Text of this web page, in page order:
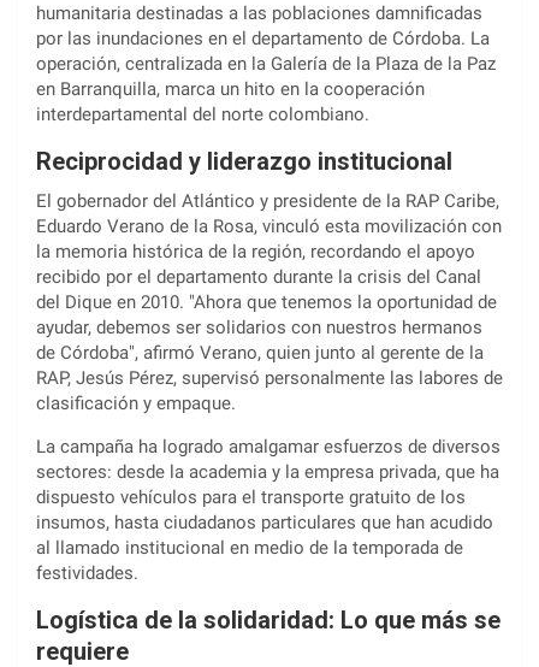
humanitaria destinadas a las poblaciones damnificadas
por las inundaciones en el departamento de Córdoba. La
operación, centralizada en la Galería de la Plaza de la Paz
en Barranquilla, marca un hito en la cooperación
interdepartamental del norte colombiano.
Reciprocidad y liderazgo institucional
El gobernador del Atlántico y presidente de la RAP Caribe,
Eduardo Verano de la Rosa, vinculó esta movilización con
la memoria histórica de la región, recordando el apoyo
recibido por el departamento durante la crisis del Canal
del Dique en 2010. "Ahora que tenemos la oportunidad de
ayudar, debemos ser solidarios con nuestros hermanos
de Córdoba", afirmó Verano, quien junto al gerente de la
RAP, Jesús Pérez, supervisó personalmente las labores de
clasificación y empaque.
La campaña ha logrado amalgamar esfuerzos de diversos
sectores: desde la academia y la empresa privada, que ha
dispuesto vehículos para el transporte gratuito de los
insumos, hasta ciudadanos particulares que han acudido
al llamado institucional en medio de la temporada de
festividades.
Logística de la solidaridad: Lo que más se
requiere